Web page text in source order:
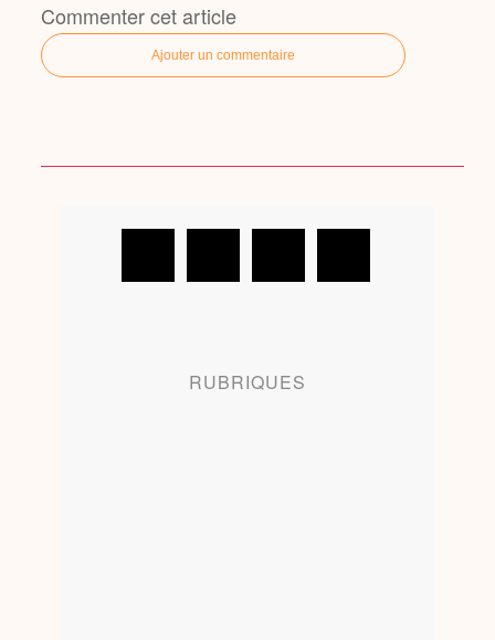
Commenter cet article
Ajouter un commentaire
RUBRIQUES